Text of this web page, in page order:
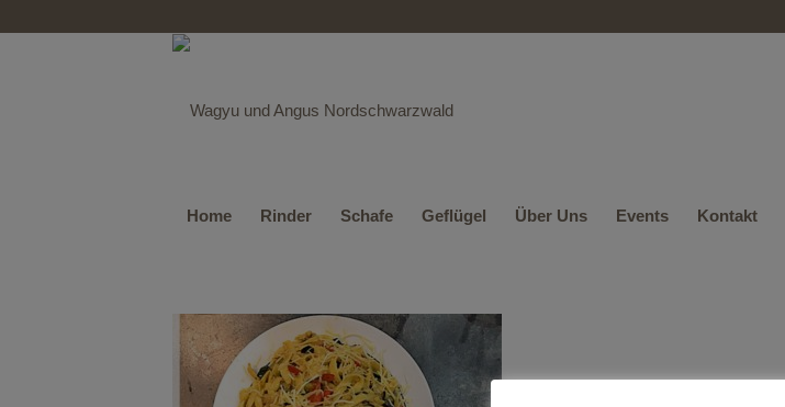
Home Rinder Schafe Geflügel Über Uns Events Kontakt